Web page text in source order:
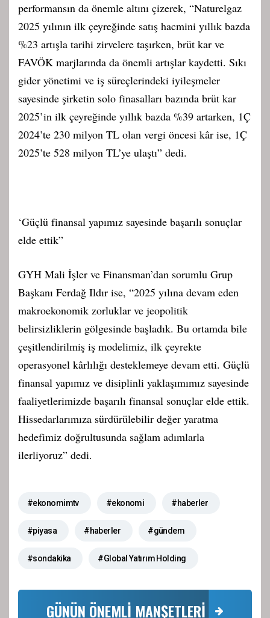
performansın da önemle altını çizerek, “Naturelgaz
2025 yılının ilk çeyreğinde satış hacmini yıllık bazda
%23 artışla tarihi zirvelere taşırken, brüt kar ve
FAVÖK marjlarında da önemli artışlar kaydetti. Sıkı
gider yönetimi ve iş süreçlerindeki iyileşmeler
sayesinde şirketin solo finasalları bazında brüt kar
2025’in ilk çeyreğinde yıllık bazda %39 artarken, 1Ç
2024’te 230 milyon TL olan vergi öncesi kâr ise, 1Ç
2025’te 528 milyon TL’ye ulaştı” dedi.
‘Güçlü finansal yapımız sayesinde başarılı sonuçlar
elde ettik”
GYH Mali İşler ve Finansman’dan sorumlu Grup
Başkanı Ferdağ Ildır ise, “2025 yılına devam eden
makroekonomik zorluklar ve jeopolitik
belirsizliklerin gölgesinde başladık. Bu ortamda bile
çeşitlendirilmiş iş modelimiz, ilk çeyrekte
operasyonel kârlılığı desteklemeye devam etti. Güçlü
finansal yapımız ve disiplinli yaklaşımımız sayesinde
faaliyetlerimizde başarılı finansal sonuçlar elde ettik.
Hissedarlarımıza sürdürülebilir değer yaratma
hedefimiz doğrultusunda sağlam adımlarla
ilerliyoruz” dedi.
#ekonomimtv #ekonomi #haberler
#piyasa #haberler #gündem
#sondakika #Global Yatırım Holding
GÜNÜN ÖNEMLİ MANŞETLERİ